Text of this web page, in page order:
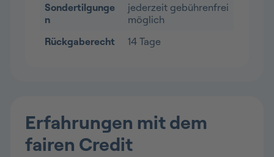
Sondertilgunge
n
jederzeit gebührenfrei
möglich
Rückgaberecht
14 Tage
Erfahrungen mit dem
fairen Credit